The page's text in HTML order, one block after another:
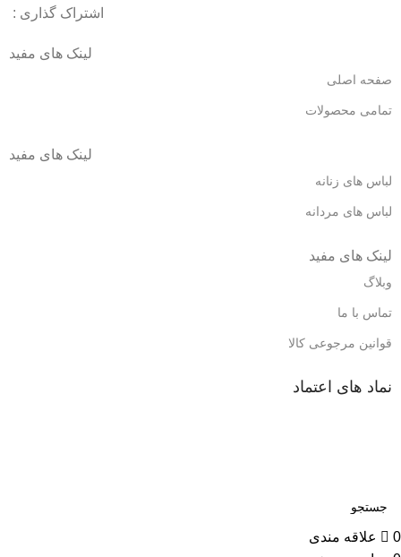
اشتراک گذاری :
لینک های مفید
صفحه اصلی
تمامی محصولات
لینک های مفید
لباس های زنانه
لباس های مردانه
لینک های مفید
وبلاگ
تماس با ما
قوانین مرجوعی کالا
نماد های اعتماد
0
علاقه مندی